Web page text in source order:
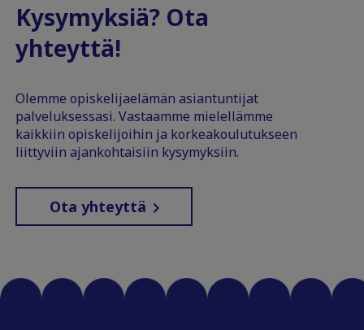
Kysymyksiä? Ota
yhteyttä!
Olemme opiskelijaelämän asiantuntijat
palveluksessasi. Vastaamme mielellämme
kaikkiin opiskelijoihin ja korkeakoulutukseen
liittyviin ajankohtaisiin kysymyksiin.
Ota yhteyttä